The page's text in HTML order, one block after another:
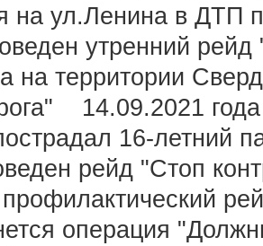
на ул.Ленина в ДТП
утренний рейд
на территории
14.09.2021
16-летний
рейд "Стоп
профилактический
операция